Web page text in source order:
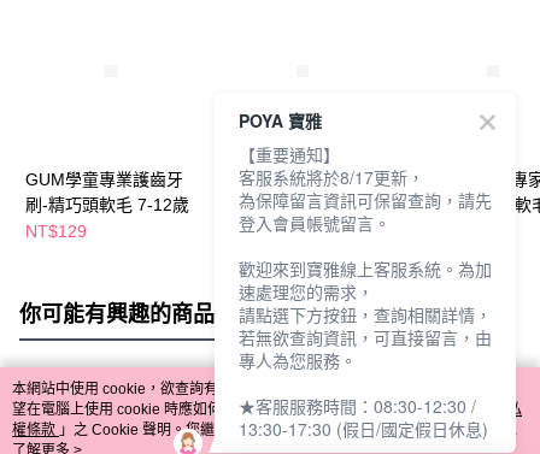
GUM學童專業護齒牙
刷-精巧頭軟毛 7-12歲
NT$129
P&P乖乖聯名兒童圓頭
牙刷2支入
NT$99
麗奇14度齒科專
刷-潔淨護理細軟
你可能有興趣的商品 全站排行
熱門標籤
本網站中使用 cookie，欲查詢有關本網站使用 cookie 方式之詳情，及若您不希
望在電腦上使用 cookie 時應如何變更電腦的 cookie 設定，請參閱本網站「
隱私
權條款 」之 Cookie 聲明。您繼續使用本網站即表示您同意本公司得按本網站使
用條款之 Cookie 聲明使用 cookie。
了解更多 >
POYA 寶雅
【重要通知】
客服系統將於8/17更新，
為保障留言資訊可保留查詢，請先
登入會員帳號留言。
歡迎來到寶雅線上客服系統。為加
速處理您的需求，
請點選下方按鈕，查詢相關詳情，
若無欲查詢資訊，可直接留言，由
專人為您服務。
★客服服務時間：08:30-12:30 /
13:30-17:30 (假日/國定假日休息)